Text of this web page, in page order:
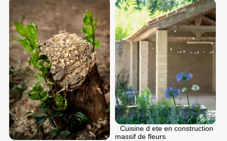
Cuisine d ete en construction
massif de fleurs